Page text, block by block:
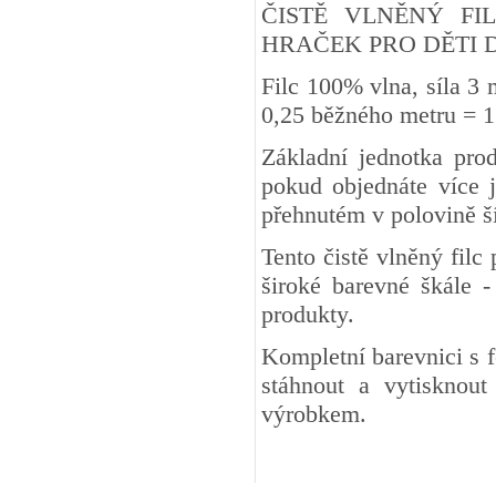
ČISTĚ VLNĚNÝ
HRAČEK PRO DĚTI
Filc 100% vlna, síla 3
0,25 běžného metru
Základní jednotka
pokud objednáte více
přehnutém v polovině
Tento čistě vlněný filc
široké barevné škále
produkty.
Kompletní barevnici s
stáhnout a
výrobkem.